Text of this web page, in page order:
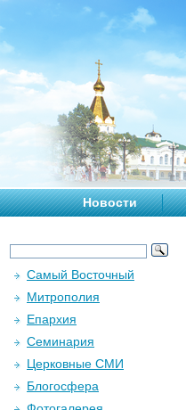
Новости
Самый Восточный
Митрополия
Епархия
Семинария
Церковные СМИ
Блогосфера